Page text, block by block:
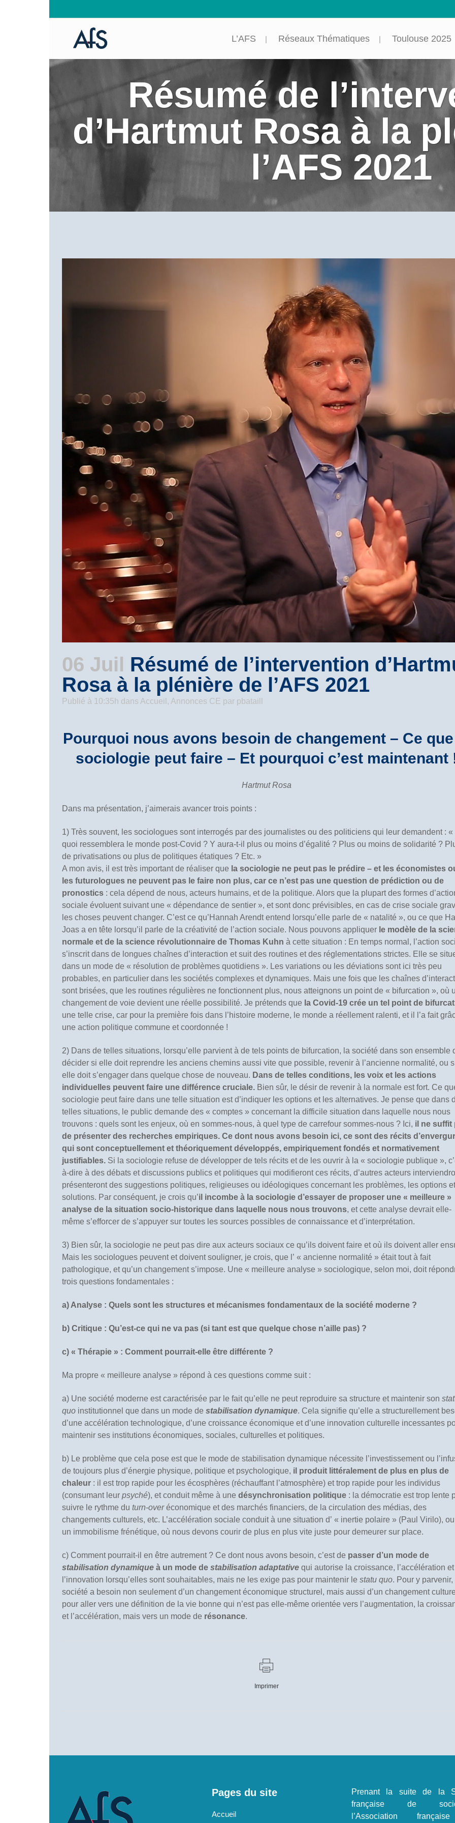
L’AFS Réseaux Thématiques Toulouse 2025
Résumé de
d’Hartmut Rosa à la
l’AFS 2021
06 Juil Résumé de l’intervention
Rosa à la plénière de l’AFS 2021
Publié à 10:35h dans Accueil , Annonces CE par pbataill
Pourquoi nous avons besoin de changement – Ce
sociologie peut faire – Et pourquoi c’est maintenant
Hartmut Rosa
Dans ma présentation, j’aimerais avancer trois points :
1) Très souvent, les sociologues sont interrogés par des journalistes ou des politiciens qui leur demandent : «
quoi ressemblera le monde post-Covid ? Y aura-t-il plus ou moins d’égalité ? Plus ou moins de solidarité ?
de privatisations ou plus de politiques étatiques ? Etc. »
A mon avis, il est très important de réaliser que la sociologie ne peut pas le prédire – et les économistes
les futurologues ne peuvent pas le faire non plus, car ce n’est pas une question de prédiction ou de
pronostics : cela dépend de nous, acteurs humains, et de la politique. Alors que la plupart des formes
sociale évoluent suivant une « dépendance de sentier », et sont donc prévisibles, en cas de crise sociale
les choses peuvent changer. C’est ce qu’Hannah Arendt entend lorsqu’elle parle de « natalité », ou ce que
Joas a en tête lorsqu’il parle de la créativité de l’action sociale. Nous pouvons appliquer le modèle de la
normale et de la science révolutionnaire de Thomas Kuhn à cette situation : En temps normal, l’action
s’inscrit dans de longues chaînes d’interaction et suit des routines et des réglementations strictes. Elle se
dans un mode de « résolution de problèmes quotidiens ». Les variations ou les déviations sont ici très peu
probables, en particulier dans les sociétés complexes et dynamiques. Mais une fois que les chaînes
sont brisées, que les routines régulières ne fonctionnent plus, nous atteignons un point de « bifurcation », où
changement de voie devient une réelle possibilité. Je prétends que la Covid-19 crée un tel point de
une telle crise, car pour la première fois dans l’histoire moderne, le monde a réellement ralenti, et il l’a fait
une action politique commune et coordonnée !
2) Dans de telles situations, lorsqu’elle parvient à de tels points de bifurcation, la société dans son ensemble
décider si elle doit reprendre les anciens chemins aussi vite que possible, revenir à l’ancienne normalité, ou
elle doit s’engager dans quelque chose de nouveau. Dans de telles conditions, les voix et les actions
individuelles peuvent faire une différence cruciale. Bien sûr, le désir de revenir à la normale est fort. Ce
sociologie peut faire dans une telle situation est d’indiquer les options et les alternatives. Je pense que dans
telles situations, le public demande des « comptes » concernant la difficile situation dans laquelle nous nous
trouvons : quels sont les enjeux, où en sommes-nous, à quel type de carrefour sommes-nous ? Ici, il ne suffit
de présenter des recherches empiriques. Ce dont nous avons besoin ici, ce sont des récits
qui sont conceptuellement et théoriquement développés, empiriquement fondés et normativement
justifiables. Si la sociologie refuse de développer de tels récits et de les ouvrir à la « sociologie publique »,
à-dire à des débats et discussions publics et politiques qui modifieront ces récits, d’autres acteurs
présenteront des suggestions politiques, religieuses ou idéologiques concernant les problèmes, les options
solutions. Par conséquent, je crois qu’il incombe à la sociologie d’essayer de proposer une « meilleure »
analyse de la situation socio-historique dans laquelle nous nous trouvons, et cette analyse devrait elle-
même s’efforcer de s’appuyer sur toutes les sources possibles de connaissance et d’interprétation.
3) Bien sûr, la sociologie ne peut pas dire aux acteurs sociaux ce qu’ils doivent faire et où ils doivent aller
Mais les sociologues peuvent et doivent souligner, je crois, que l’ « ancienne normalité » était tout à fait
pathologique, et qu’un changement s’impose. Une « meilleure analyse » sociologique, selon moi, doit
trois questions fondamentales :
a) Analyse : Quels sont les structures et mécanismes fondamentaux de la société moderne ?
b) Critique : Qu’est-ce qui ne va pas (si tant est que quelque chose n’aille pas) ?
c) « Thérapie » : Comment pourrait-elle être différente ?
Ma propre « meilleure analyse » répond à ces questions comme suit :
a) Une société moderne est caractérisée par le fait qu’elle ne peut reproduire sa structure et maintenir son
quo institutionnel que dans un mode de stabilisation dynamique. Cela signifie qu’elle a structurellement
d’une accélération technologique, d’une croissance économique et d’une innovation culturelle incessantes
maintenir ses institutions économiques, sociales, culturelles et politiques.
b) Le problème que cela pose est que le mode de stabilisation dynamique nécessite l’investissement ou
de toujours plus d’énergie physique, politique et psychologique, il produit littéralement de plus en plus de
chaleur : il est trop rapide pour les écosphères (réchauffant l’atmosphère) et trop rapide pour les individus
(consumant leur psyché), et conduit même à une désynchronisation politique : la démocratie est trop lente
suivre le rythme du turn-overéconomique et des marchés financiers, de la circulation des médias, des
changements culturels, etc. L’accélération sociale conduit à une situation d’ « inertie polaire » (Paul Virilo),
un immobilisme frénétique, où nous devons courir de plus en plus vite juste pour demeurer sur place.
c) Comment pourrait-il en être autrement ? Ce dont nous avons besoin, c’est de passer d’un mode de
stabilisation dynamique à un mode de stabilisation adaptative qui autorise la croissance, l’accélération et
l’innovation lorsqu’elles sont souhaitables, mais ne les exige pas pour maintenir le statu quo. Pour y parvenir,
société a besoin non seulement d’un changement économique structurel, mais aussi d’un changement
pour aller vers une définition de la vie bonne qui n’est pas elle-même orientée vers l’augmentation, la
et l’accélération, mais vers un mode de résonance.
Imprimer
Pages du site
Accueil
Prenant la suite de la
française de
l’Association